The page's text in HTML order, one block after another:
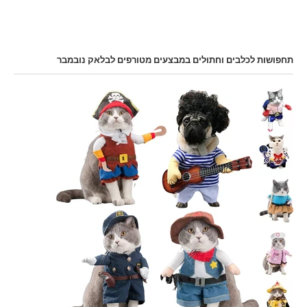
תחפושות לכלבים וחתולים במבצעים מטורפים לבלאק נובמבר